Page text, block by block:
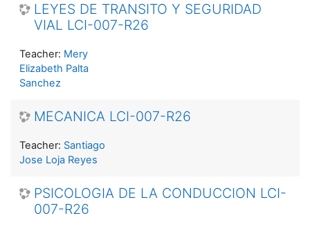
LEYES DE TRANSITO Y SEGURIDAD
VIAL LCI-007-R26
Teacher: Mery
Elizabeth Palta
Sanchez
MECANICA LCI-007-R26
Teacher: Santiago
Jose Loja Reyes
PSICOLOGIA DE LA CONDUCCION LCI-
007-R26